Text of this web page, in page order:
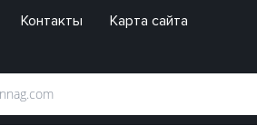
Контакты Карта сайта